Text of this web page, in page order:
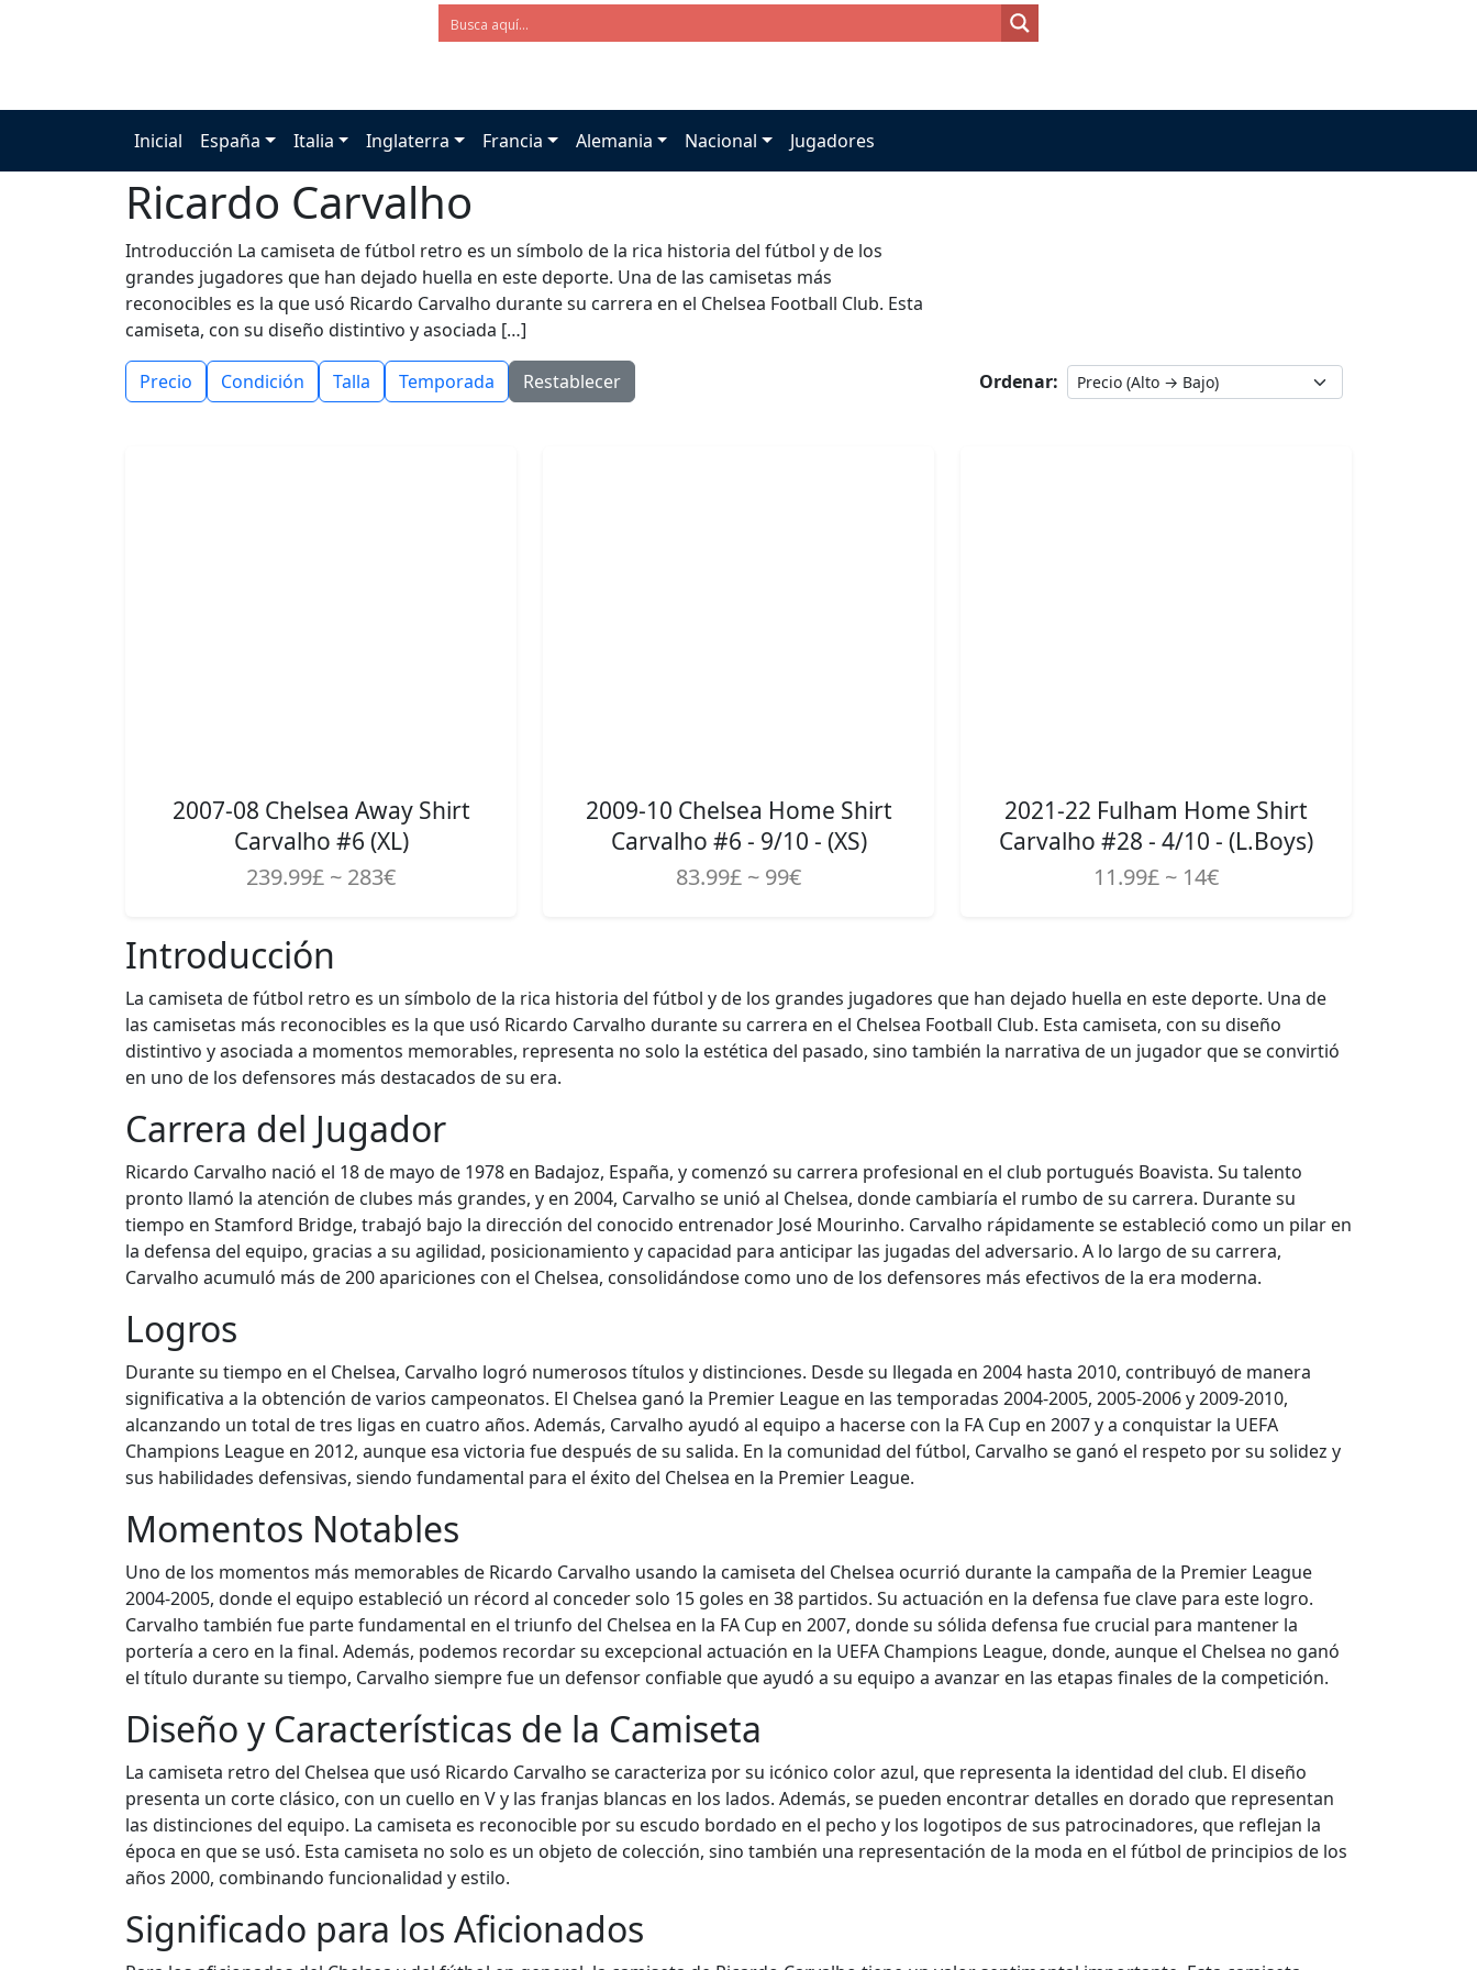
Inicial España Italia Inglaterra Francia Alemania Nacional Jugadores
Ricardo Carvalho
Introducción La camiseta de fútbol retro es un símbolo de la rica historia del fútbol y de los
grandes jugadores que han dejado huella en este deporte. Una de las camisetas más
reconocibles es la que usó Ricardo Carvalho durante su carrera en el Chelsea Football Club. Esta
camiseta, con su diseño distintivo y asociada […]
Precio Condición Talla Temporada Restablecer Ordenar:
2007-08 Chelsea Away Shirt
Carvalho #6 (XL)
239.99£ ~ 283€
2009-10 Chelsea Home Shirt
Carvalho #6 - 9/10 - (XS)
83.99£ ~ 99€
2021-22 Fulham Home Shirt
Carvalho #28 - 4/10 - (L.Boys)
11.99£ ~ 14€
Introducción
La camiseta de fútbol retro es un símbolo de la rica historia del fútbol y de los grandes jugadores que han dejado huella en este deporte. Una de
las camisetas más reconocibles es la que usó Ricardo Carvalho durante su carrera en el Chelsea Football Club. Esta camiseta, con su diseño
distintivo y asociada a momentos memorables, representa no solo la estética del pasado, sino también la narrativa de un jugador que se convirtió
en uno de los defensores más destacados de su era.
Carrera del Jugador
Ricardo Carvalho nació el 18 de mayo de 1978 en Badajoz, España, y comenzó su carrera profesional en el club portugués Boavista. Su talento
pronto llamó la atención de clubes más grandes, y en 2004, Carvalho se unió al Chelsea, donde cambiaría el rumbo de su carrera. Durante su
tiempo en Stamford Bridge, trabajó bajo la dirección del conocido entrenador José Mourinho. Carvalho rápidamente se estableció como un pilar en
la defensa del equipo, gracias a su agilidad, posicionamiento y capacidad para anticipar las jugadas del adversario. A lo largo de su carrera,
Carvalho acumuló más de 200 apariciones con el Chelsea, consolidándose como uno de los defensores más efectivos de la era moderna.
Logros
Durante su tiempo en el Chelsea, Carvalho logró numerosos títulos y distinciones. Desde su llegada en 2004 hasta 2010, contribuyó de manera
significativa a la obtención de varios campeonatos. El Chelsea ganó la Premier League en las temporadas 2004-2005, 2005-2006 y 2009-2010,
alcanzando un total de tres ligas en cuatro años. Además, Carvalho ayudó al equipo a hacerse con la FA Cup en 2007 y a conquistar la UEFA
Champions League en 2012, aunque esa victoria fue después de su salida. En la comunidad del fútbol, Carvalho se ganó el respeto por su solidez y
sus habilidades defensivas, siendo fundamental para el éxito del Chelsea en la Premier League.
Momentos Notables
Uno de los momentos más memorables de Ricardo Carvalho usando la camiseta del Chelsea ocurrió durante la campaña de la Premier League
2004-2005, donde el equipo estableció un récord al conceder solo 15 goles en 38 partidos. Su actuación en la defensa fue clave para este logro.
Carvalho también fue parte fundamental en el triunfo del Chelsea en la FA Cup en 2007, donde su sólida defensa fue crucial para mantener la
portería a cero en la final. Además, podemos recordar su excepcional actuación en la UEFA Champions League, donde, aunque el Chelsea no ganó
el título durante su tiempo, Carvalho siempre fue un defensor confiable que ayudó a su equipo a avanzar en las etapas finales de la competición.
Diseño y Características de la Camiseta
La camiseta retro del Chelsea que usó Ricardo Carvalho se caracteriza por su icónico color azul, que representa la identidad del club. El diseño
presenta un corte clásico, con un cuello en V y las franjas blancas en los lados. Además, se pueden encontrar detalles en dorado que representan
las distinciones del equipo. La camiseta es reconocible por su escudo bordado en el pecho y los logotipos de sus patrocinadores, que reflejan la
época en que se usó. Esta camiseta no solo es un objeto de colección, sino también una representación de la moda en el fútbol de principios de los
años 2000, combinando funcionalidad y estilo.
Significado para los Aficionados